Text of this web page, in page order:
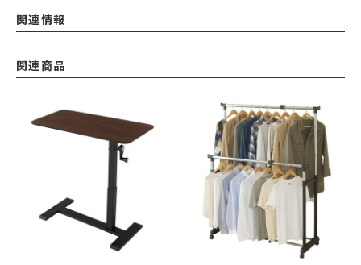
関連情報
関連商品